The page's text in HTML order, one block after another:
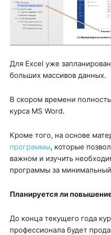
Для Excel уже
больших массивов данных.
В скором времени
курса MS Word.
Кроме того, на основе
программы, которые
важном и изучить
программы за
Планируется ли
До конца текущего года
профессионала будет